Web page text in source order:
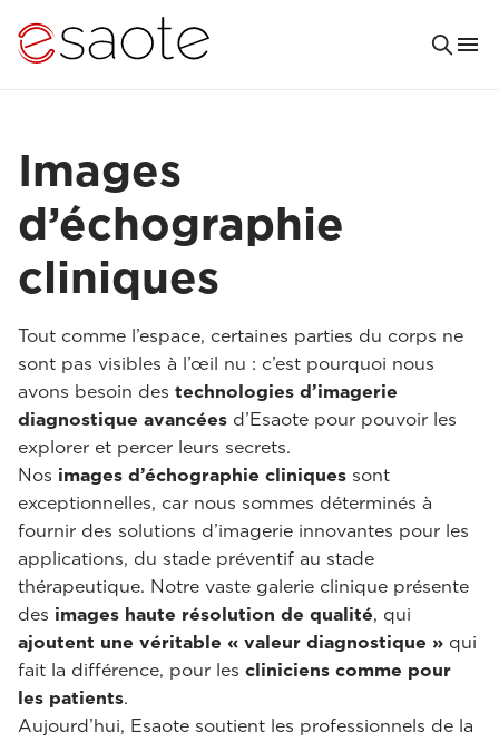
Images
d’échographie
cliniques
Tout comme l’espace, certaines parties du corps ne
sont pas visibles à l’œil nu : c’est pourquoi nous
avons besoin des technologies d’imagerie
diagnostique avancées d’Esaote pour pouvoir les
explorer et percer leurs secrets.
Nos images d’échographie cliniques sont
exceptionnelles, car nous sommes déterminés à
fournir des solutions d’imagerie innovantes pour les
applications, du stade préventif au stade
thérapeutique. Notre vaste galerie clinique présente
des images haute résolution de qualité, qui
ajoutent une véritable « valeur diagnostique » qui
fait la différence, pour les cliniciens comme pour
les patients.
Aujourd’hui, Esaote soutient les professionnels de la